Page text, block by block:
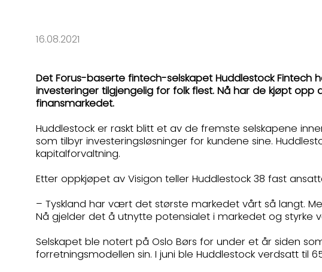
16.08.2021
Det Forus-baserte fintech-selskapet Huddlestock
investeringer tilgjengelig for folk flest. Nå har de kjøpt
finansmarkedet.
Huddlestock er raskt blitt et av de fremste selskapene
som tilbyr investeringsløsninger for kundene sine.
kapitalforvaltning.
Etter oppkjøpet av Visigon teller Huddlestock 38 fast
– Tyskland har vært det største markedet vårt så langt.
Nå gjelder det å utnytte potensialet i markedet og styrke
Selskapet ble notert på Oslo Børs for under et år siden
forretningsmodellen sin. I juni ble Huddlestock verdsatt til